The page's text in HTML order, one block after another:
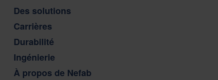
Des solutions
Carrières
Durabilité
Ingénierie
À propos de Nefab